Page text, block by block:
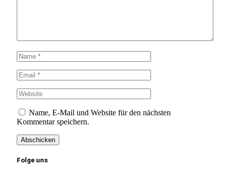
Name, E-Mail und Website für den nächsten
Kommentar speichern.
Folge uns